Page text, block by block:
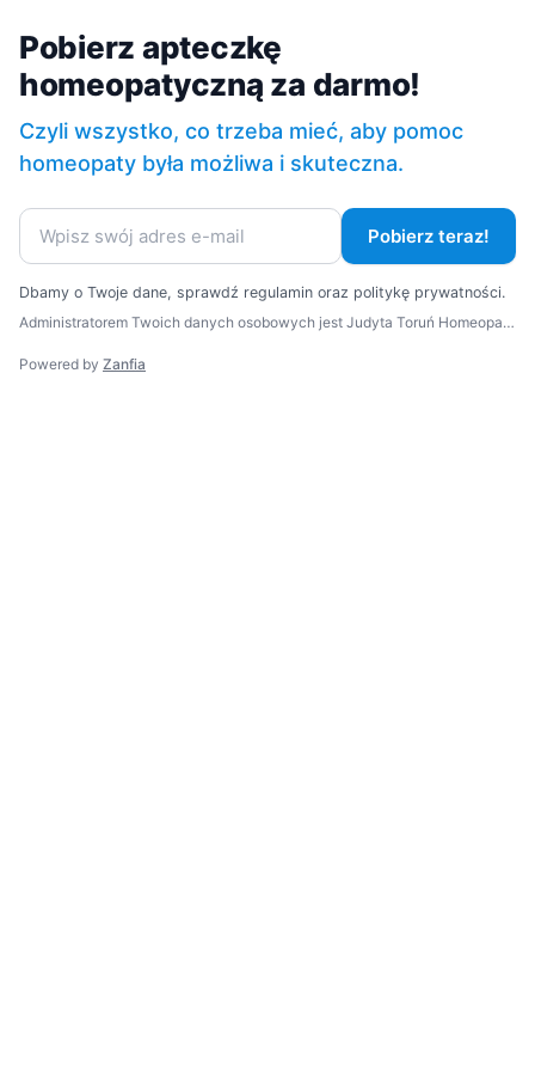
Pobierz apteczkę
homeopatyczną za darmo!
Czyli wszystko, co trzeba mieć, aby pomoc
homeopaty była możliwa i skuteczna.
Pobierz teraz!
Dbamy o Twoje dane, sprawdź regulamin oraz politykę prywatności.
Administratorem Twoich danych osobowych jest Judyta Toruń Homeopatia Klasyczna z siedzibą w Pilaszkowicach Pierwszych. Twoje dane osobowe będą przetwarzane w celu realizacji zamówienia, a także w celach statystycznych i analitycznych administratora. Jeśli się na to zgodzisz, Twoje dane będą przetwarzane także w celu przesyłania do Ciebie treści marketingowych w formie newslettera e-mail. Więcej informacji na temat przetwarzania danych osobowych, w tym o przysługujących Ci prawach, znajdziesz w naszej polityce prywatności.
Powered by Zanfia